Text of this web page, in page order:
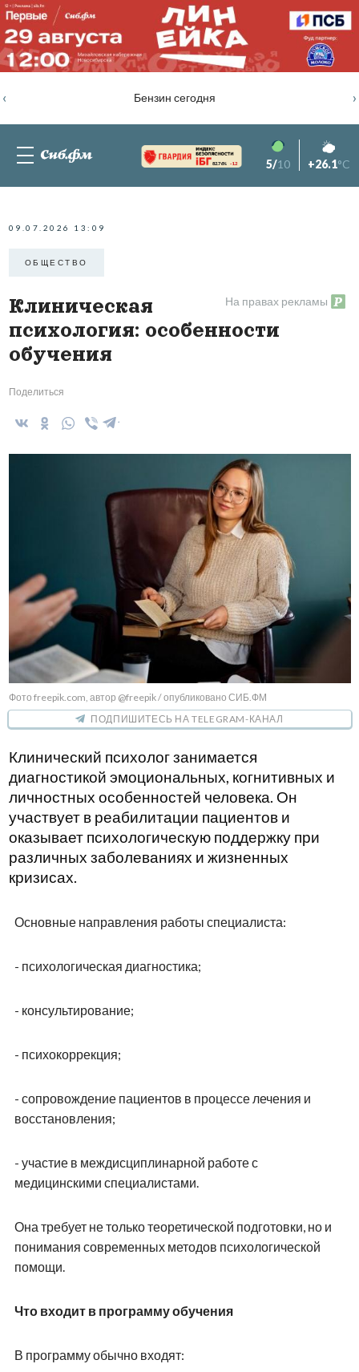
Бензин сегодня
‹ ›
82.76% -1.2 5/10 +26.1°C
09.07.2026 13:09
ОБЩЕСТВО
На правах рекламы
Клиническая
психология: особенности
обучения
Поделиться
Фото freepik.com, автор @freepik / опубликовано СИБ.ФМ
ПОДПИШИТЕСЬ НА TELEGRAM-КАНАЛ
Клинический психолог занимается
диагностикой эмоциональных, когнитивных и
личностных особенностей человека. Он
участвует в реабилитации пациентов и
оказывает психологическую поддержку при
различных заболеваниях и жизненных
кризисах.
Основные направления работы специалиста:
- психологическая диагностика;
- консультирование;
- психокоррекция;
- сопровождение пациентов в процессе лечения и
восстановления;
- участие в междисциплинарной работе с
медицинскими специалистами.
Она требует не только теоретической подготовки, но и
понимания современных методов психологической
помощи.
Что входит в программу обучения
В программу обычно входят: